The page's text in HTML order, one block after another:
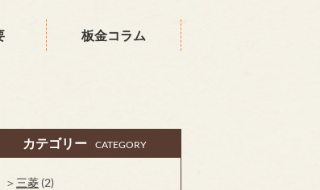
板金コラム
カテゴリー CATEGORY
三菱 (2)